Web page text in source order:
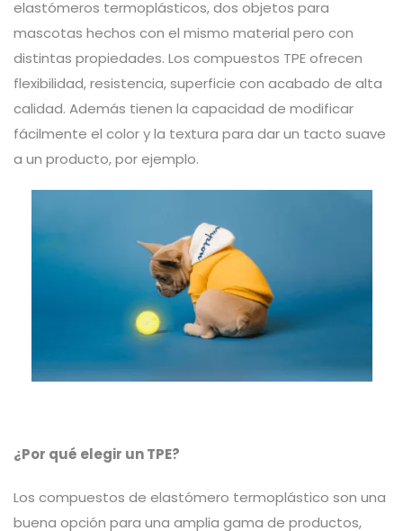
elastómeros termoplásticos, dos objetos para
mascotas hechos con el mismo material pero con
distintas propiedades. Los compuestos TPE ofrecen
flexibilidad, resistencia, superficie con acabado de alta
calidad. Además tienen la capacidad de modificar
fácilmente el color y la textura para dar un tacto suave
a un producto, por ejemplo.
¿Por qué elegir un TPE?
Los compuestos de elastómero termoplástico son una
buena opción para una amplia gama de productos,